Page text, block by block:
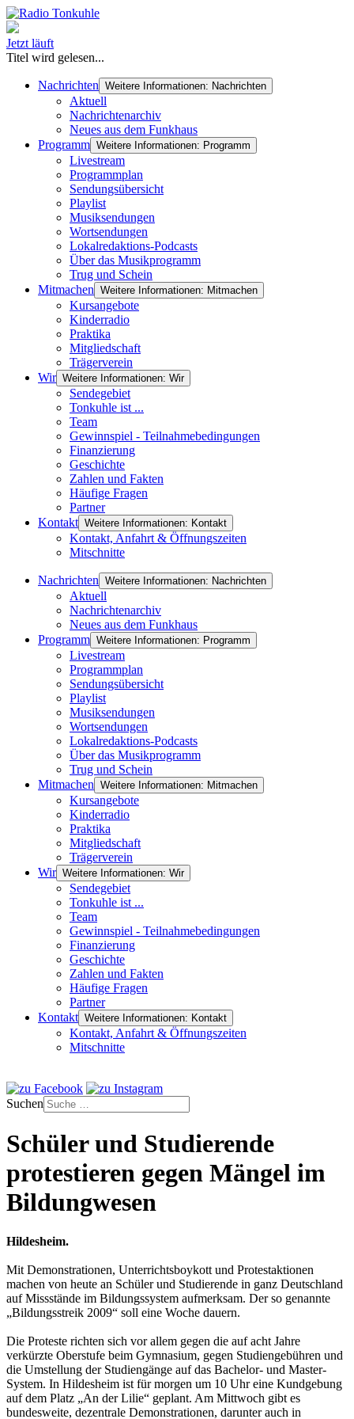
Jetzt läuft
Titel wird gelesen...
Nachrichten Weitere Informationen: Nachrichten
Aktuell
Nachrichtenarchiv
Neues aus dem Funkhaus
Programm Weitere Informationen: Programm
Livestream
Programmplan
Sendungsübersicht
Playlist
Musiksendungen
Wortsendungen
Lokalredaktions-Podcasts
Über das Musikprogramm
Trug und Schein
Mitmachen Weitere Informationen: Mitmachen
Kursangebote
Kinderradio
Praktika
Mitgliedschaft
Trägerverein
Wir Weitere Informationen: Wir
Sendegebiet
Tonkuhle ist ...
Team
Gewinnspiel - Teilnahmebedingungen
Finanzierung
Geschichte
Zahlen und Fakten
Häufige Fragen
Partner
Kontakt Weitere Informationen: Kontakt
Kontakt, Anfahrt & Öffnungszeiten
Mitschnitte
Nachrichten Weitere Informationen: Nachrichten
Aktuell
Nachrichtenarchiv
Neues aus dem Funkhaus
Programm Weitere Informationen: Programm
Livestream
Programmplan
Sendungsübersicht
Playlist
Musiksendungen
Wortsendungen
Lokalredaktions-Podcasts
Über das Musikprogramm
Trug und Schein
Mitmachen Weitere Informationen: Mitmachen
Kursangebote
Kinderradio
Praktika
Mitgliedschaft
Trägerverein
Wir Weitere Informationen: Wir
Sendegebiet
Tonkuhle ist ...
Team
Gewinnspiel - Teilnahmebedingungen
Finanzierung
Geschichte
Zahlen und Fakten
Häufige Fragen
Partner
Kontakt Weitere Informationen: Kontakt
Kontakt, Anfahrt & Öffnungszeiten
Mitschnitte
Suchen
Schüler und Studierende
protestieren gegen Mängel im
Bildungwesen
Hildesheim.
Mit Demonstrationen, Unterrichtsboykott und Protestaktionen
machen von heute an Schüler und Studierende in ganz Deutschland
auf Missstände im Bildungssystem aufmerksam. Der so genannte
„Bildungsstreik 2009“ soll eine Woche dauern.
Die Proteste richten sich vor allem gegen die auf acht Jahre
verkürzte Oberstufe beim Gymnasium, gegen Studiengebühren und
die Umstellung der Studiengänge auf das Bachelor- und Master-
System. In Hildesheim ist für morgen um 10 Uhr eine Kundgebung
auf dem Platz „An der Lilie“ geplant. Am Mittwoch gibt es
bundesweite, dezentrale Demonstrationen, darunter auch in